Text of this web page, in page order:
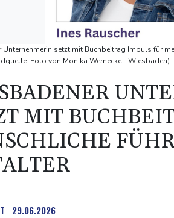
Unternehmerin setzt mit Buchbeitrag Impuls für
Foto von Monika Wernecke - Wiesbaden)
MIT
29.06.2026